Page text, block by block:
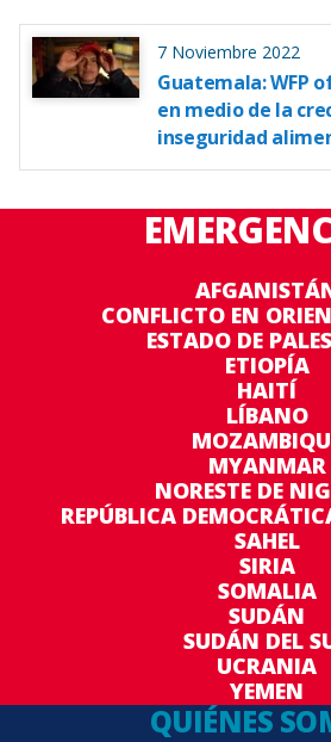
7 Noviembre 2022
Guatemala: WFP
en medio de la
inseguridad
CONFLICTO EN
ESTADO DE
ETIOPÍA
HAITÍ
LÍBANO
MYANMAR
NORESTE DE
REPÚBLICA
SAHEL
SIRIA
SOMALIA
SUDÁN
SUDÁN DEL
UCRANIA
YEMEN
QUIÉNES